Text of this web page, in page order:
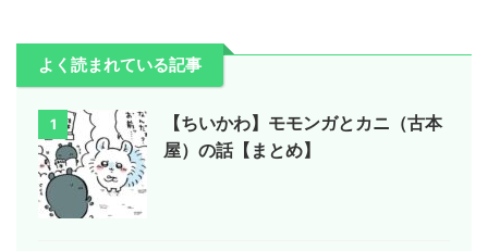
よく読まれている記事
1
【ちいかわ】モモンガとカニ（古本
屋）の話【まとめ】